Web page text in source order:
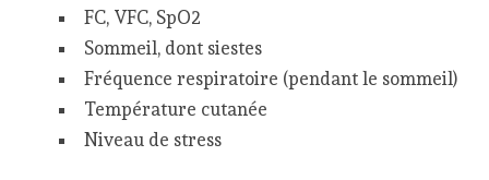
FC, VFC, SpO2
Sommeil, dont siestes
Fréquence respiratoire (pendant le sommeil)
Température cutanée
Niveau de stress